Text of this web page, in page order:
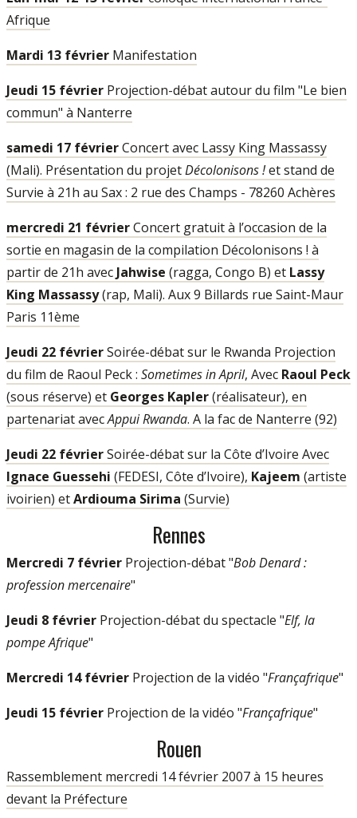
Afrique
Mardi 13 février Manifestation
Jeudi 15 février Projection-débat autour du film "Le bien
commun" à Nanterre
samedi 17 févrierConcert avec Lassy King Massassy
(Mali). Présentation du projetDécolonisons !et stand de
Survie à 21h au Sax : 2 rue des Champs - 78260 Achères
mercredi 21 févrierConcert gratuit à l’occasion de la
sortie en magasin de la compilation Décolonisons ! à
partir de 21h avec Jahwise (ragga, Congo B) et Lassy
King Massassy(rap, Mali). Aux 9 Billards rue Saint-Maur
Paris 11ème
Jeudi 22 févrierSoirée-débat sur le Rwanda Projection
du film de Raoul Peck : Sometimes in April, Avec Raoul Peck
(sous réserve) et Georges Kapler(réalisateur), en
partenariat avecAppui Rwanda. A la fac de Nanterre (92)
Jeudi 22 févrierSoirée-débat sur la Côte d’Ivoire Avec
Ignace Guessehi (FEDESI, Côte d’Ivoire), Kajeem (artiste
ivoirien) etArdiouma Sirima (Survie)
Rennes
Mercredi 7 février Projection-débat "Bob Denard :
profession mercenaire"
Jeudi 8 février Projection-débat du spectacle "Elf, la
pompe Afrique"
Mercredi 14 février Projection de la vidéo "Françafrique"
Jeudi 15 février Projection de la vidéo "Françafrique"
Rouen
Rassemblement mercredi 14 février 2007 à 15 heures
devant la Préfecture